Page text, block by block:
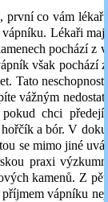
, první co vám lékař
Lékaři
pochází z
však pochází
Tato neschopnost
vážným
chci
a bór. V
se mimo jiné
praxi
kamenů. Z
vápníku